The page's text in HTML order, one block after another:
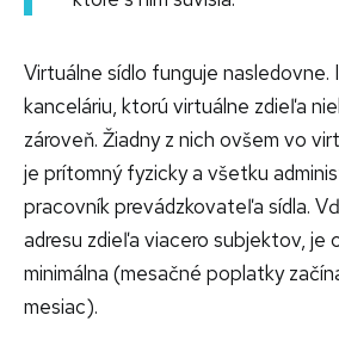
Virtuálne sídlo funguje nasledovne.
kanceláriu, ktorú virtuálne zdieľa
zároveň. Žiadny z nich ovšem vo
je prítomný fyzicky a všetku
pracovník prevádzkovateľa sídla.
adresu zdieľa viacero subjektov, je
minimálna (mesačné poplatky
mesiac).